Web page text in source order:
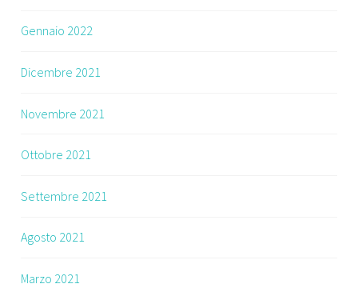
Gennaio 2022
Dicembre 2021
Novembre 2021
Ottobre 2021
Settembre 2021
Agosto 2021
Marzo 2021